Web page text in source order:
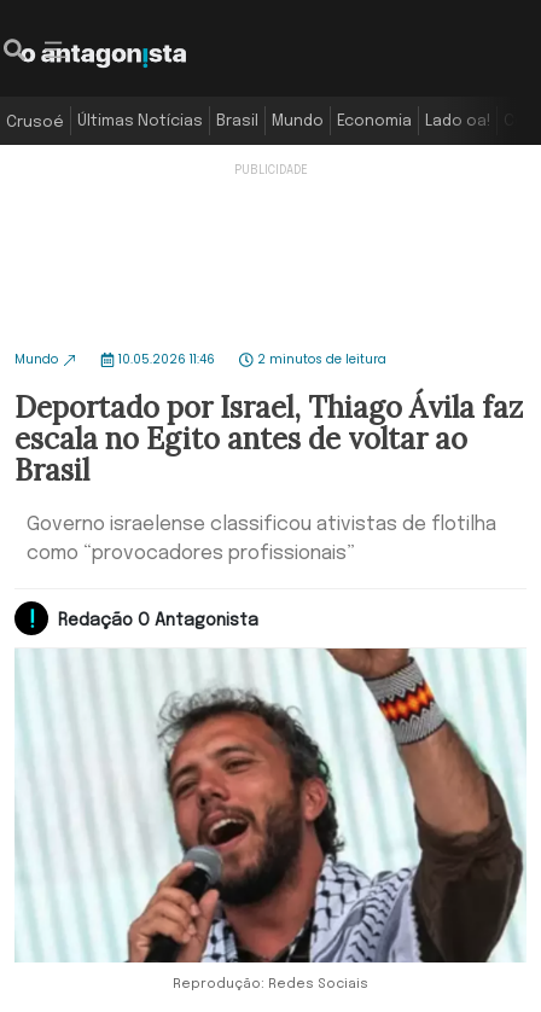
Crusoé Últimas Notícias Brasil Mundo Economia Lado oa!
Mundo 10.05.2026 11:46 2 minutos de leitura
Deportado por Israel, Thiago Ávila faz
escala no Egito antes de voltar ao
Brasil
Governo israelense classificou ativistas de flotilha
como “provocadores profissionais”
Redação O Antagonista
Reprodução: Redes Sociais